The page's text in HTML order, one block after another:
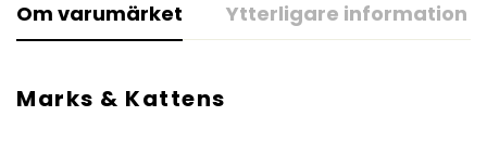
Om varumärket Ytterligare information
Marks & Kattens